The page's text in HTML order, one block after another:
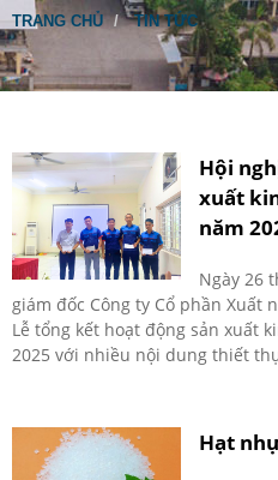
TRANG CHỦ TIN TỨC
Hội
xuất
năm
Ngày 26
giám đốc Công ty Cổ phần Xuất
Lễ tổng kết hoạt động sản xuất
2025 với nhiều nội dung thiết
Hạt